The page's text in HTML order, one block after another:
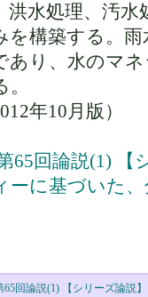
洪水処理、汚
を構築する。
あり、水のマ
。
年10月版）
65回論説(1) 【
ーに基づいた
65回論説(1) 【シリーズ論説